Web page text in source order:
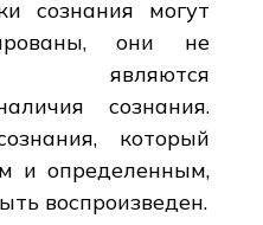
сознания могут
они не
являются
сознания.
который
и определенным,
воспроизведен.